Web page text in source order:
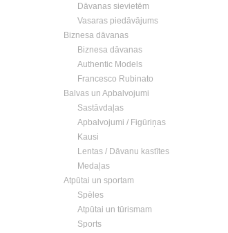
Dāvanas sievietēm
Vasaras piedāvājums
Biznesa dāvanas
Biznesa dāvanas
Authentic Models
Francesco Rubinato
Balvas un Apbalvojumi
Sastāvdaļas
Apbalvojumi / Figūriņas
Kausi
Lentas / Dāvanu kastītes
Medaļas
Atpūtai un sportam
Spēles
Atpūtai un tūrismam
Sports